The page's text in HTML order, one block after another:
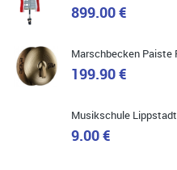
Quelle: Google-Rezension
899.00 €
Marschbecken Paiste
199.90 €
9.00 €